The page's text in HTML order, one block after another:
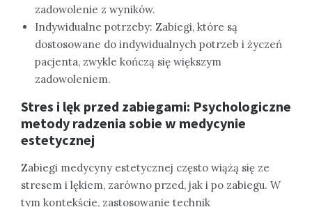
zadowolenie z wyników.
Indywidualne potrzeby: Zabiegi, które są
dostosowane do indywidualnych potrzeb i życzeń
pacjenta, zwykle kończą się większym
zadowoleniem.
Stres i lęk przed zabiegami: Psychologiczne
metody radzenia sobie w medycynie
estetycznej
Zabiegi medycyny estetycznej często wiążą się ze
stresem i lękiem, zarówno przed, jak i po zabiegu. W
tym kontekście, zastosowanie technik